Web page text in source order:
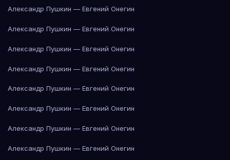
Александр Пушкин — Евгений Онегин
Александр Пушкин — Евгений Онегин
Александр Пушкин — Евгений Онегин
Александр Пушкин — Евгений Онегин
Александр Пушкин — Евгений Онегин
Александр Пушкин — Евгений Онегин
Александр Пушкин — Евгений Онегин
Александр Пушкин — Евгений Онегин